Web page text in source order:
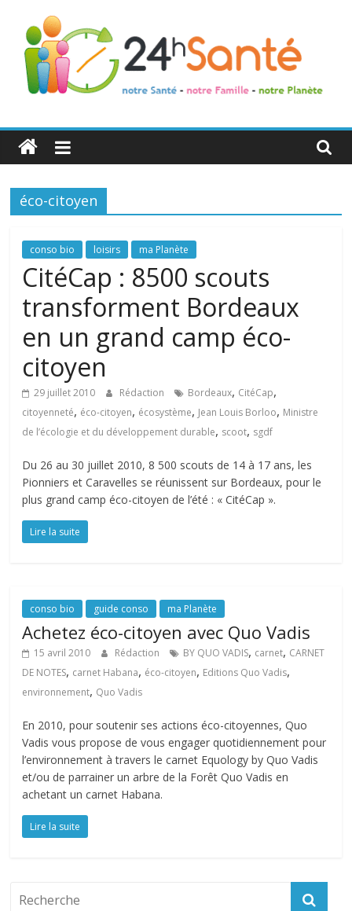
24h
Santé
La
de
toute
famille
éco-citoyen
conso bio loisirs ma Planète
CitéCap : 8500 scouts
transforment Bordeaux
en un grand camp éco-
citoyen
29 juillet 2010 Rédaction Bordeaux, CitéCap,
citoyenneté, éco-citoyen, écosystème, Jean Louis Borloo, Ministre
de l’écologie et du développement durable, scoot, sgdf
Du 26 au 30 juillet 2010, 8 500 scouts de 14 à 17 ans, les
Pionniers et Caravelles se réunissent sur Bordeaux, pour le
plus grand camp éco-citoyen de l’été : « CitéCap ».
Lire la suite
conso bio guide conso ma Planète
Achetez éco-citoyen avec Quo Vadis
15 avril 2010 Rédaction BY QUO VADIS, carnet, CARNET
DE NOTES, carnet Habana, éco-citoyen, Editions Quo Vadis,
environnement, Quo Vadis
En 2010, pour soutenir ses actions éco-citoyennes, Quo
Vadis vous propose de vous engager quotidiennement pour
l’environnement à travers le carnet Equology by Quo Vadis
et/ou de parrainer un arbre de la Forêt Quo Vadis en
achetant un carnet Habana.
Lire la suite